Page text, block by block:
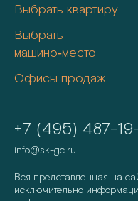
Выбрать квартиру
Выбрать
машино‑место
Офисы продаж
+7 (495) 487-
info@sk-gc.ru
Вся представленная на
исключительно